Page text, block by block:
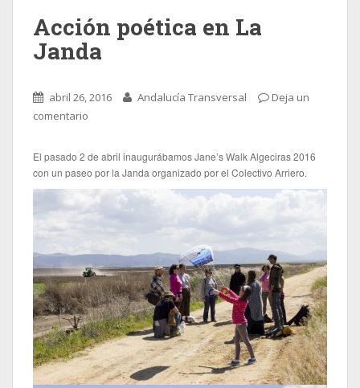
Acción poética en La
Janda
abril 26, 2016 Andalucía Transversal
Deja un
comentario
El pasado 2 de abril inaugurábamos Jane’s Walk Algeciras 2016
con un paseo por la Janda organizado por el Colectivo Arriero.